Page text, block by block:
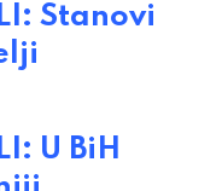
Stanovi
U BiH